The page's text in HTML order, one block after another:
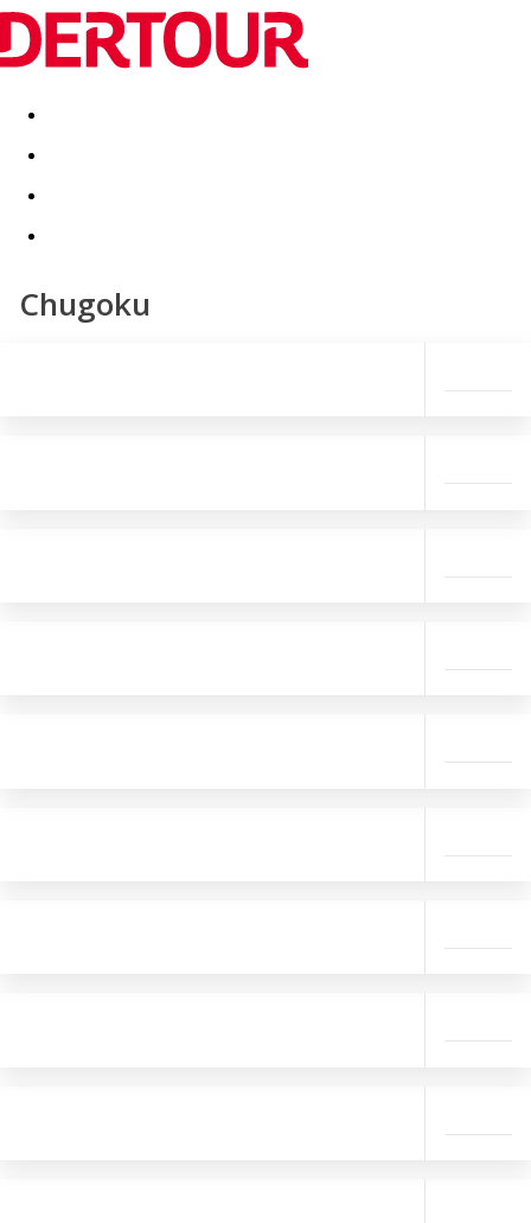
Destinatii Vacanta perfecta OFERTE DE NERATAT
Chugoku